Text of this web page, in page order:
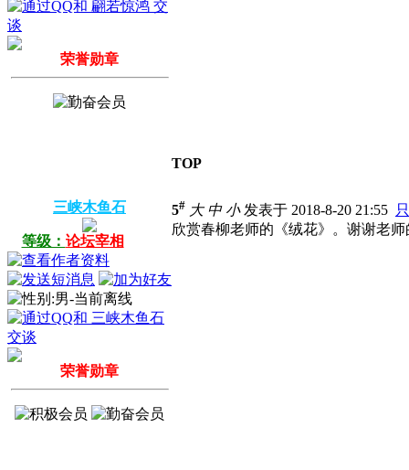
荣誉勋章
TOP
三峡木鱼石
等级： 论坛宰相
荣誉勋章
5# 大 中 小发表于 2018-8-20 21:55
欣赏春柳老师的《绒花》。谢谢老